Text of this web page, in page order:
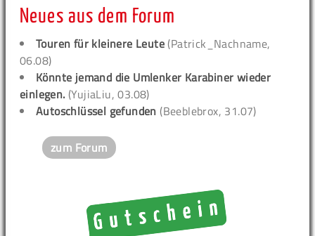
Neues aus dem Forum
Touren für kleinere Leute (Patrick_Nachname,
06.08)
Könnte jemand die Umlenker Karabiner wieder
einlegen. (YujiaLiu, 03.08)
Autoschlüssel gefunden (Beeblebrox, 31.07)
zum Forum